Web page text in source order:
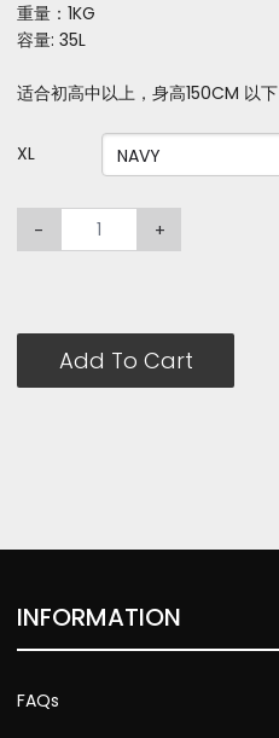
重量：1KG
容量: 35L
适合初高中以上，身高150CM 以下
XL
- +
Add To Cart
INFORMATION
FAQs